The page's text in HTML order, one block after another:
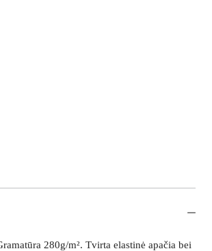
280g/m². Tvirta elastinė apačia bei